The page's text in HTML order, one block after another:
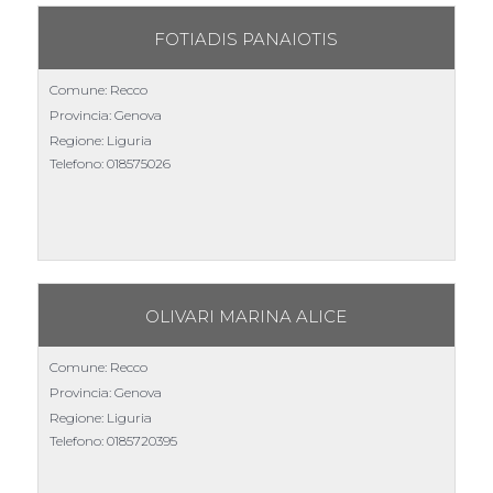
FOTIADIS PANAIOTIS
Comune: Recco
Provincia: Genova
Regione: Liguria
Telefono: 018575026
OLIVARI MARINA ALICE
Comune: Recco
Provincia: Genova
Regione: Liguria
Telefono: 0185720395